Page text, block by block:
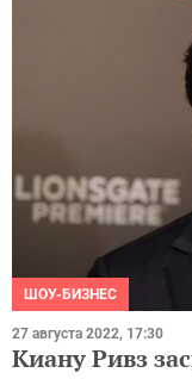
ШОУ-БИЗНЕС
27 августа 2022, 17:30
Киану Ривз